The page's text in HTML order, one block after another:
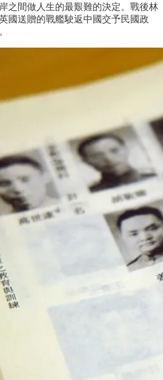
之間做人生的最艱難的決定。戰後林
國送贈的戰艦駛返中國交予民國政
。